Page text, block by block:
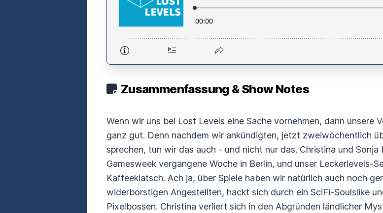
Zusammenfassung & Show Notes
Wenn wir uns bei Lost Levels eine Sache vornehmen, dann unsere
ganz gut. Denn nachdem wir ankündigten, jetzt zweiwöchentlich
sprechen, tun wir das auch - und nicht nur das. Christina und
Gamesweek vergangene Woche in Berlin, und unser Leckerlevels-
Kaffeeklatsch. Ach ja, über Spiele haben wir natürlich auch noch
widerborstigen Angestellten, hackt sich durch ein SciFi-Soulslike
Pixelbossen. Christina verliert sich in den Abgründen ländlicher